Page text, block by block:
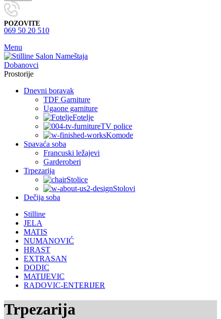
POZOVITE
069 50 20 510
Menu
Prostorije
Dnevni boravak
TDF Garniture
Ugaone garniture
Fotelje
TV police
Komode
Spavaća soba
Francuski ležajevi
Garderoberi
Trpezarija
Stolice
Stolovi
Dečija soba
Stilline
JELA
MATIS
NUMANOVIĆ
HRAST
EXTRASAN
DODIC
MATIJEVIC
RADOVIC-ENTERIJER
Trpezarija